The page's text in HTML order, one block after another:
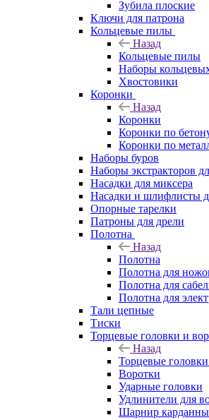
Зубила плоские
Ключи для патрона
Кольцевые пилы
Назад
Кольцевые пилы
Наборы
Хвостовики
Коронки
Назад
Коронки
Коронки по
Коронки по
Наборы буров
Наборы экстракторов
Насадки для миксера
Насадки и шлифлисты
Опорные тарелки
Патроны для дрели
Полотна
Назад
Полотна
Полотна для
Полотна для
Полотна для
Тали цепные
Тиски
Торцевые головки и
Назад
Торцевые
Воротки
Ударные головки
Удлинители для
Шарнир